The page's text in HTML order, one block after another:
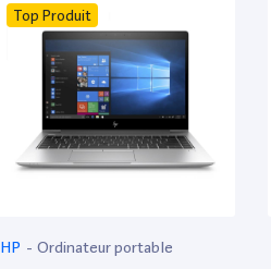
Top Produit
HP - Ordinateur portable